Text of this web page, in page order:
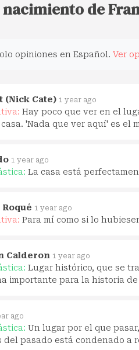
de
opiniones en Español. Ver
(Nick Cate) 1 year ago
Hay poco que ver en el
'Nada que ver aquí' es el
1 year ago
La casa está
1 year ago
Para mí como si lo
Calderon 1 year ago
Lugar histórico, que se
importante para la historia de
ago
Un lugar por el que
del pasado está condenado a